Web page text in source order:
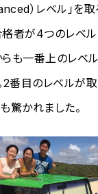
）レベル」を
格者が4つのレベ
らも一番上のレベ
2番目のレベルが
驚かれました。